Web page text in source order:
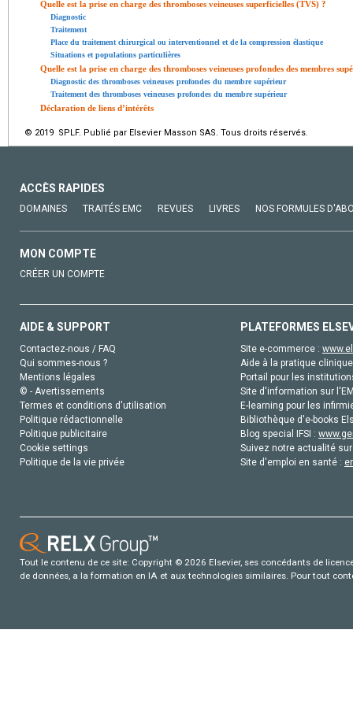
Quelle est la prise en charge des thromboses veineuses superficielles (TVS) ?
Diagnostic
Traitement
Place du traitement chirurgical ou interventionnel et de la compression élastique
Situations et populations particulières
Quelle est la prise en charge des thromboses veineuses profondes des membres
Diagnostic des thromboses veineuses profondes du membre supérieur
Traitement des thromboses veineuses profondes du membre supérieur
Déclaration de liens d’intérêts
© 2019 SPLF. Publié par Elsevier Masson SAS. Tous droits réservés.
ACCÈS RAPIDES
DOMAINES TRAITÉS EMC REVUES LIVRES NOS FORMULES
MON COMPTE
CRÉER UN COMPTE
AIDE & SUPPORT
Contactez-nous / FAQ
Qui sommes-nous ?
Mentions légales
© - Avertissements
Termes et conditions d'utilisation
Politique rédactionnelle
Politique publicitaire
Cookie settings
Politique de la vie privée
PLATEFORMES
Site e-commerce :
Aide à la pratique
Portail pour les
Site d'information sur
E-learning pour les
Bibliothèque d'e-books
Blog special IFSI :
Suivez notre actualité
Site d'emploi en santé :
Tout le contenu de ce site: Copyright © 2026 Elsevier, ses concédants de
de données, a la formation en IA et aux technologies similaires. Pour tout